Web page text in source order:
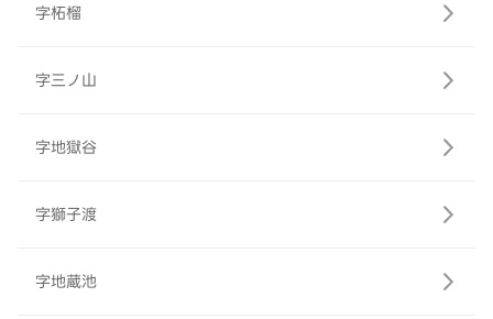
字柘榴
字三ノ山
字地獄谷
字獅子渡
字地蔵池